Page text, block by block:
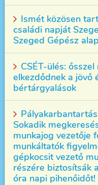
Ismét közösen
családi napját
Szeged Gépész
CSÉT-ülés: ősszel
elkezdődnek a jövő
bértárgyalások
Sokadik
munkajog vezetője
munkáltatók
gépkocsit vezető
részére biztosítsák
óra napi pihenőidőt!